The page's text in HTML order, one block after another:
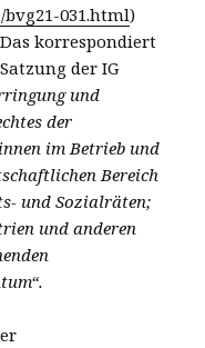
bvg21-031.html)
korrespondiert
der IG
und
der
im Betrieb und
Bereich
und Sozialräten;
und anderen